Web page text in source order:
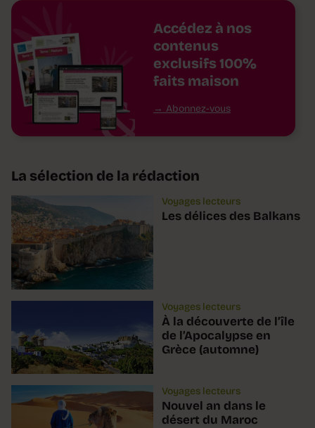
Accédez à nos
contenus
exclusifs 100%
faits maison
Abonnez-vous
La sélection de la rédaction
Voyages lecteurs
Les délices des Balkans
Voyages lecteurs
À la découverte de l’île
de l’Apocalypse en
Grèce (automne)
Voyages lecteurs
Nouvel an dans le
désert du Maroc